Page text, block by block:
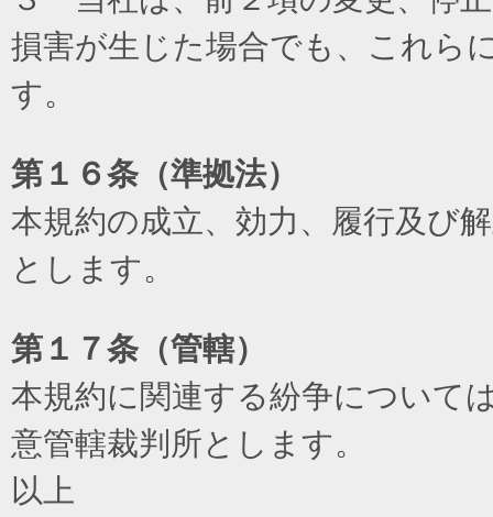
損害が生じた場合でも、これら
す。
第１６条（準拠法）
本規約の成立、効力、履行及び
とします。
第１７条（管轄）
本規約に関連する紛争について
意管轄裁判所とします。
以上